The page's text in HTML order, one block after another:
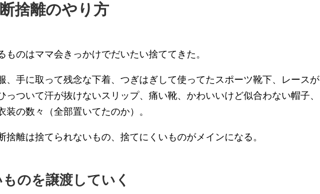
捨離のやり方
ものはママ会きっかけでだいたい捨ててきた。
、手に取って残念な下着、つぎはぎして使ってたスポーツ靴下、レースが
っついて汗が抜けないスリップ、痛い靴、かわいいけど似合わない帽子、
装の数々（全部置いてたのか）。
捨離は捨てられないもの、捨てにくいものがメインになる。
のを譲渡していく